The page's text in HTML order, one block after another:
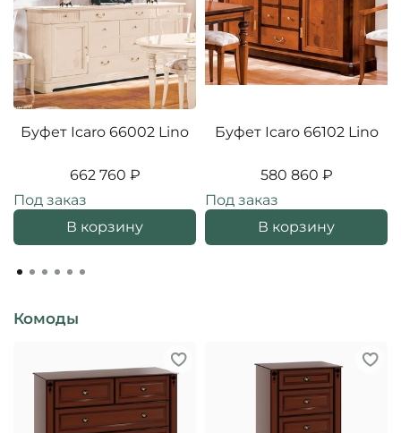
Буфет Icaro 66002 Lino
662 760 ₽
Под заказ
В корзину
Буфет Icaro 66102 Lino
580 860 ₽
Под заказ
В корзину
Комоды